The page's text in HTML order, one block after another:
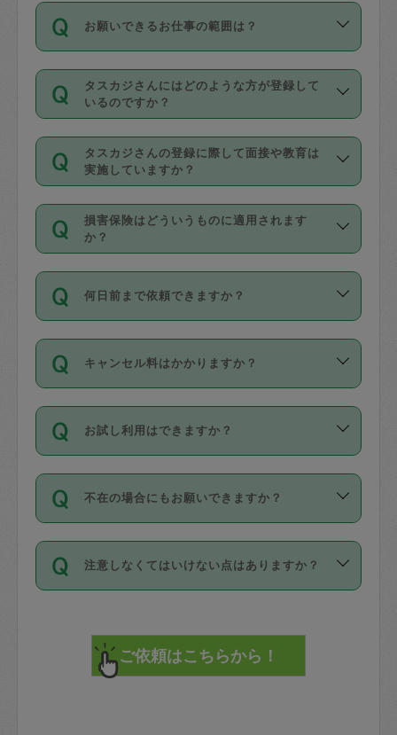
銀行振込や現金払いも対応していませ
なお、タスカジさんの交通費も、依頼料
金のご請求と合わせてお支払いとなりま
動計算で表示されます。
（例：毎週定期の場合は３回以上のキャ
ンセルが有償（1200円、隔週定期の場合
は２回以上のキャンセルが有償（1200
時間帯は3種類あります。いずれも１回あ
たり３時間です。
・ＡＭ ９時～１２時
・ＰＭ １３時～１６時
・夜 １８時～２１時
開始時間を２時間前後変更することが可
能です。依頼送信後、個別にタスカジさ
んにメッセージを送り調整してくださ
い。ただし、２時間を越えての調整はで
時間も被らない場合、損害保険の対象外
お願いできるお仕事の範囲は？
掃除、整理収納、洗濯、買い物、料理、
作り置きです。タスカジさんによってで
きる仕事の範囲が異なりますので、依頼
する前にタスカジさんのプロフィールで
確認してください。
基本的に、高所での作業や危険作業、屋
外での作業は対象外です。
タスカジさんにはどのような方が登録して
いるのですか？
主婦として長年の家事経験をお持ちの
方、栄養士・調理師といった資格者で保
育園や学校の給食やレストランで料理関
係の専門職に従事されていた方、日本で
すでにハウスキーパーや英語の先生とし
てお仕事をしているフィリピン出身の
社員など様々なバックグラウンドの方が
登録しています。
日本語も話せる方など様々です。
ールに記載していますので、各自の得意
を依頼してください。
タスカジさんの登録に際して面接や教育は
実施していますか？
応募の際に、各自事務局との面接と説明
を行っています。その後、身分証明書の
写真提出をしていただいています。外国
確認しています。タスカジさんトレーニ
ング動画を使ったセルフトレーニングの
現場トライアルを受け、合格したタスカ
ジさんが活動されています。
※テストセンターの講評は１件目のレビュ
参考
【詳細】タスカジさんの登録に際
損害保険はどういうものに適用されます
か？
依頼者とタスカジさんとの間でタスカジ
を通して成立した作業時間内での作業に
適用されます。作業範囲は、掃除、洗
です。作業中に物を壊したり、人にけが
をさせたりした場合が対象で、補償金額
す。
写真を撮り、
詳細FAQ：
損害賠償保険について教えて
何日前まで依頼できますか？
ご依頼は、現在を起点に3日後（72時間
以降）の日時から受付可能となっていま
す。
タスカジさんへ「募集」をかけることが
可能です。
キャンセル料はかかりますか？
キャンセル料には、以下の2種類がありま
す。
1. 直前キャンセル（定期、スポット契約
共通）
72時間を超える※と、以下のキャンセル
料が発生します。
直前キャンセル料：
72時間前〜24時間前＝依頼料金の50%
お試し利用はできますか？
「お試し利用」というメニューはありま
せんが、「一回のみ」依頼を活用するこ
とによって、気に入ったタスカジさんを
まず、条件の合う気になるタスカジさ
みてください。
その後、一番気に入ったタスカジさんに
不在の場合にもお願いできますか？
不在の場合の作業はタスカジさんの同意
が必要です。数回の依頼ののち、タスカ
ジさんと依頼者の間で十分な信頼関係が
てください。
不在時に部屋に入るためにタスカジさん
注意しなくてはいけない点はありますか？
で、必ず鍵のかかるロッカーや金庫に入
れて依頼者の責任の元管理するよう心掛
けてください。